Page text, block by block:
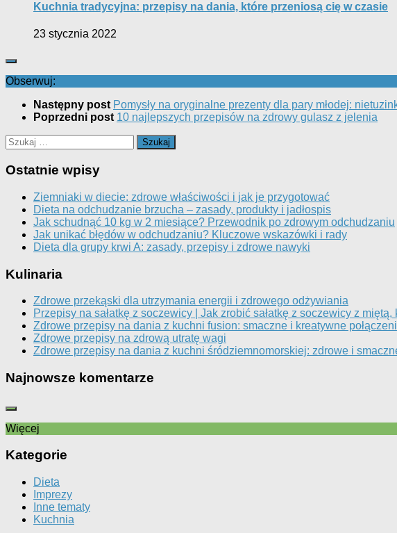
Kuchnia tradycyjna: przepisy na dania, które przeniosą cię w czasie
23 stycznia 2022
Obserwuj:
Następny post Pomysły na oryginalne prezenty dla pary młodej:
Poprzedni post 10 najlepszych przepisów na zdrowy gulasz z jelenia
Szukaj:
Ostatnie wpisy
Ziemniaki w diecie: zdrowe właściwości i jak je przygotować
Dieta na odchudzanie brzucha – zasady, produkty i jadłospis
Jak schudnąć 10 kg w 2 miesiące? Przewodnik po zdrowym odchudzaniu
Jak unikać błędów w odchudzaniu? Kluczowe wskazówki i rady
Dieta dla grupy krwi A: zasady, przepisy i zdrowe nawyki
Kulinaria
Zdrowe przekąski dla utrzymania energii i zdrowego odżywiania
Przepisy na sałatkę z soczewicy | Jak zrobić sałatkę z soczewicy z
Zdrowe przepisy na dania z kuchni fusion: smaczne i kreatywne
Zdrowe przepisy na zdrową utratę wagi
Zdrowe przepisy na dania z kuchni śródziemnomorskiej: zdrowe i
Najnowsze komentarze
Więcej
Kategorie
Dieta
Imprezy
Inne tematy
Kuchnia